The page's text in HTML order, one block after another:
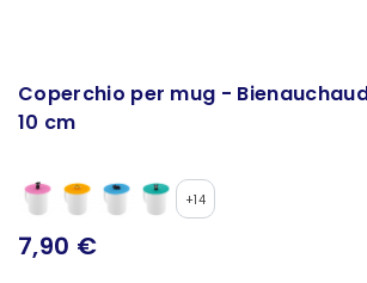
Coperchio per mug -
10 cm
+14
7,90 €